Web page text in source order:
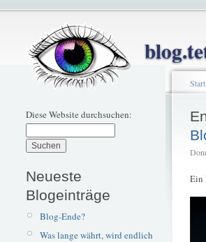
Diese Website durchsuchen:
Neueste
Blogeinträge
Blog-Ende?
Was lange währt, wird endlich
Ein